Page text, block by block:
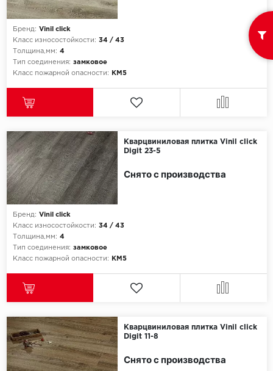
SPC Betta
SPC DEW
SPC Stronghold
Tarkett
Tulesna
Бренд: Vinil click
Класс износостойкости: 34 / 43
Толщина,мм: 4
Тип соединения: замковое
Класс пожарной опасности:
КМ5
Кварцвиниловая плитка Vinil click
Digit 23-5
Бренд: Vinil click
Класс износостойкости: 34 / 43
Толщина,мм: 4
Тип соединения: замковое
Класс пожарной опасности:
КМ5
Снято с производства
Кварцвиниловая плитка Vinil click
Digit 11-8
Снято с производства